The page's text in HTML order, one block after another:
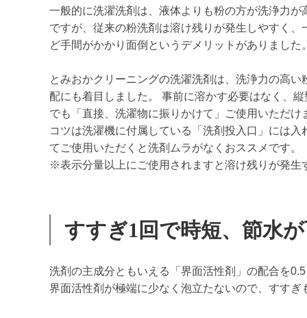
一般的に洗濯洗剤は、液体よりも粉の方が洗浄力が
ですが、従来の粉洗剤は溶け残りが発生しやすく
ど手間がかかり面倒というデメリットがありました
とみおかクリーニングの洗濯洗剤は、洗浄力の高
配にも着目しました。 事前に溶かす必要はなく、
でも「直接、洗濯物に振りかけて」ご使用いただけ
コツは洗濯機に付属している「洗剤投入口」には
てご使用いただくと洗剤ムラがなくおススメです。
※表示分量以上にご使用されますと溶け残りが発生
すすぎ1回で時短、節水
洗剤の主成分ともいえる「界面活性剤」の配合を
界面活性剤が極端に少なく泡立たないので、すすぎ